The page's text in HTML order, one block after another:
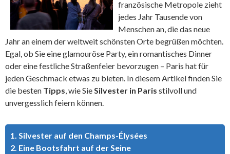
französische Metropole zieht
jedes Jahr Tausende von
Menschen an, die das neue
Jahr an einem der weltweit schönsten Orte begrüßen möchten.
Egal, ob Sie eine glamouröse Party, ein romantisches Dinner
oder eine festliche Straßenfeier bevorzugen – Paris hat für
jeden Geschmack etwas zu bieten. In diesem Artikel finden Sie
die besten Tipps, wie SieSilvester in Paris stilvoll und
unvergesslich feiern können.
1. Silvester auf den Champs-Élysées
2. Eine Bootsfahrt auf der Seine